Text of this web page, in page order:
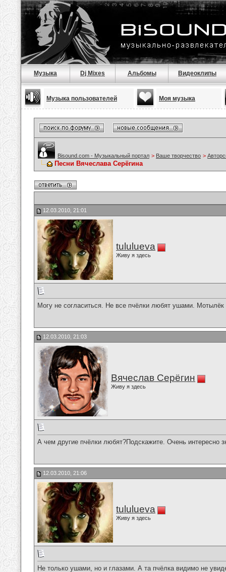
Музыка Dj Mixes Альбомы Видеоклипы
Музыка пользователей Моя музыка
Bisound.com - Музыкальный портал > Ваше творчество >
Песни Вячеслава Серёгина
12.03.2010, 21:01
tululueva
Живу я здесь
Могу не согласиться. Не все пчёлки любят ушами. Мотылёк
12.03.2010, 21:03
Вячеслав Серёгин
Живу я здесь
А чем другие пчёлки любят?Подскажите. Очень интересно
12.03.2010, 21:06
tululueva
Живу я здесь
Не только ушами, но и глазами. А та пчёлка видимо не